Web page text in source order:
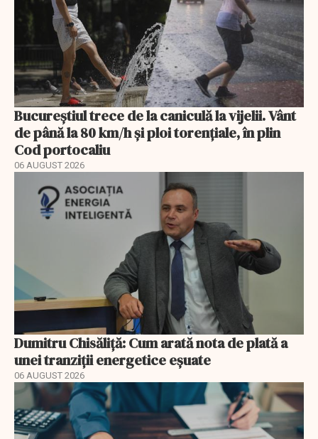
Bucureștiul trece de la caniculă la vijelii. Vânt
de până la 80 km/h și ploi torențiale, în plin
Cod portocaliu
06 AUGUST 2026
Dumitru Chisăliță: Cum arată nota de plată a
unei tranziții energetice eșuate
06 AUGUST 2026